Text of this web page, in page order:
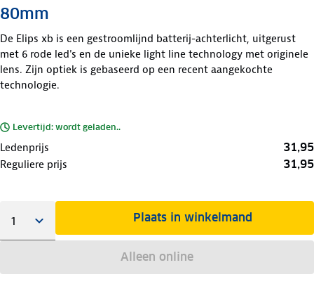
80mm
De Elips xb is een gestroomlijnd batterij-achterlicht, uitgerust
met 6 rode led's en de unieke light line technology met originele
lens. Zijn optiek is gebaseerd op een recent aangekochte
technologie.
Levertijd: wordt geladen..
Ledenprijs 31,95
Reguliere prijs 31,95
Plaats in winkelmand
Alleen online